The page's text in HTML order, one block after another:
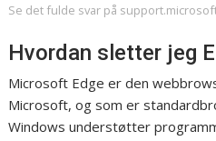
Se det fulde svar på
Hvordan sletter jeg
Microsoft Edge er den
Microsoft, og som er
Windows understøtter